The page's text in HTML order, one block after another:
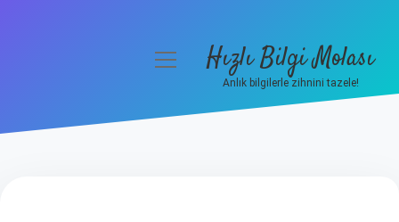
menüyüHızlı Bilgi Molası
Anlık bilgilerle zihnini tazele!